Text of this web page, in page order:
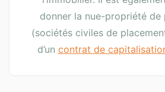
donner la nue-propriété de
(sociétés civiles de
d’un contrat de